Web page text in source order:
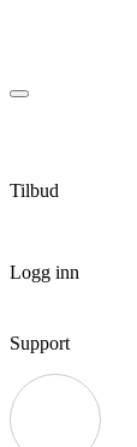
Tilbud
Logg inn
Support